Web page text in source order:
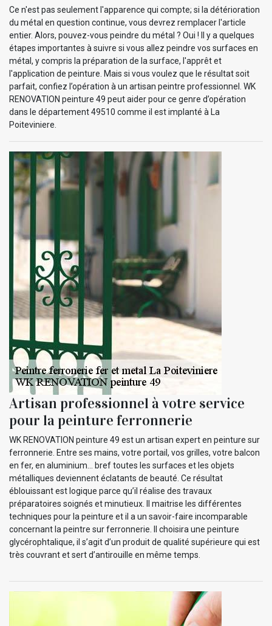
Ce n'est pas seulement l'apparence qui compte; si la détérioration
du métal en question continue, vous devrez remplacer l'article
entier. Alors, pouvez-vous peindre du métal ? Oui ! Il y a quelques
étapes importantes à suivre si vous allez peindre vos surfaces en
métal, y compris la préparation de la surface, l'apprêt et
l'application de peinture. Mais si vous voulez que le résultat soit
parfait, confiez l’opération à un artisan peintre professionnel. WK
RENOVATION peinture 49 peut aider pour ce genre d’opération
dans le département 49510 comme il est implanté à La
Poiteviniere.
Artisan professionnel à votre service
pour la peinture ferronnerie
WK RENOVATION peinture 49 est un artisan expert en peinture sur
ferronnerie. Entre ses mains, votre portail, vos grilles, votre balcon
en fer, en aluminium… bref toutes les surfaces et les objets
métalliques deviennent éclatants de beauté. Ce résultat
éblouissant est logique parce qu’il réalise des travaux
préparatoires soignés et minutieux. Il maitrise les différentes
techniques pour la peinture et il a un savoir-faire incomparable
concernant la peintre sur ferronnerie. Il choisira une peinture
glycérophtalique, il s’agit d’un produit de qualité supérieure qui est
très couvrant et sert d’antirouille en même temps.